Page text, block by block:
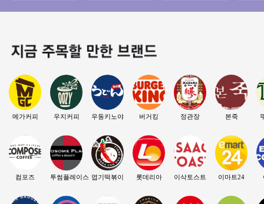
운영 추천 매장 소자
업 #쉬운운영
자본창업/초보창업/
메가커피
컴포즈
우지커피
투썸플레이스
우동키노야
엽기떡볶이
버거킹
롯데리아
정관장
이삭토스트
본죽
이마트24